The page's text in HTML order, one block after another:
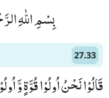
بِسْمِ اللّٰهِ
27.33
قَالُوْا نَحْنُ اُولُوْا قُوَّةٍ وَّ